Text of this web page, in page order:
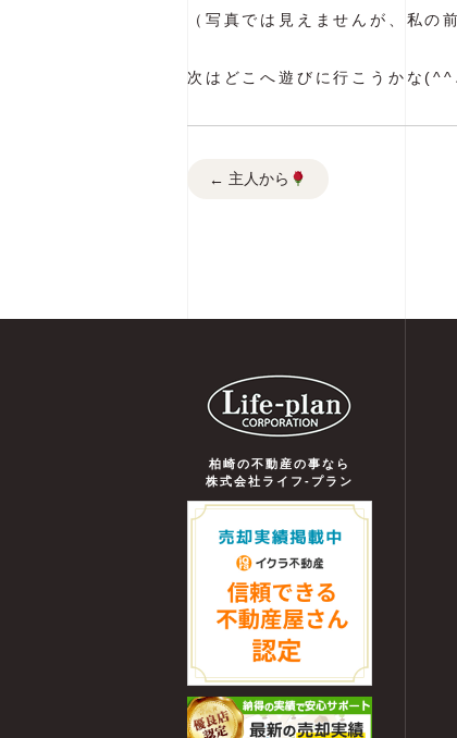
（写真では見えませんが、私の
次はどこへ遊びに行こうかな
← 主人から
柏崎の不動産の事なら
株式会社ライフ-プラン